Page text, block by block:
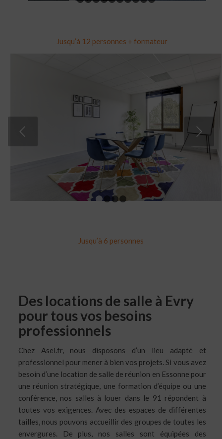
1 2 3 4
Jusqu’à 12 personnes + formateur
Suivant
Jusqu’à 6 personnes
Des locations de salle à Evry
pour tous vos besoins
professionnels
Chez Asei.fr, nous disposons d’un lieu adapté et
professionnel pour mener à bien vos projets. Si vous avez
besoin d’une location de salle de réunion en Essonne pour
une réunion stratégique, une formation d’équipe ou une
conférence, nos salles à louer dans le 91 répondent à
toutes vos exigences. Avec des espaces de différentes
tailles, nous pouvons accueillir des groupes de toutes les
envergures. De plus, nos salles sont équipées des